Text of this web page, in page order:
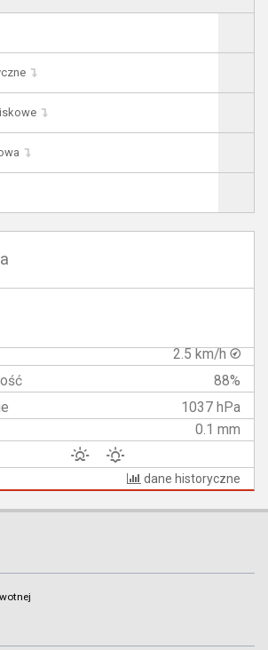
2.5 km/h
88%
1037 hPa
0.1 mm
dane historyczne